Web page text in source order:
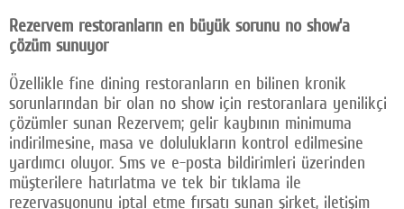
Rezervem restoranların en büyük sorunu no show’a
çözüm sunuyor
Özellikle fine dining restoranların en bilinen kronik
sorunlarından bir olan no show için restoranlara yenilikçi
çözümler sunan Rezervem; gelir kaybının minimuma
indirilmesine, masa ve dolulukların kontrol edilmesine
yardımcı oluyor. Sms ve e-posta bildirimleri üzerinden
müşterilere hatırlatma ve tek bir tıklama ile
rezervasyonunu iptal etme fırsatı sunan şirket, iletişim